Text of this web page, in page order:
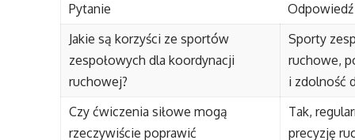
Pytanie
Odpowiedź
Jakie są korzyści ze sportów
zespołowych dla koordynacji
ruchowej?
Sporty
ruchowe,
i zdolność
Czy ćwiczenia siłowe mogą
rzeczywiście poprawić
Tak,
precyzję